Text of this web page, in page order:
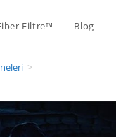
Filtre™ Blog
>